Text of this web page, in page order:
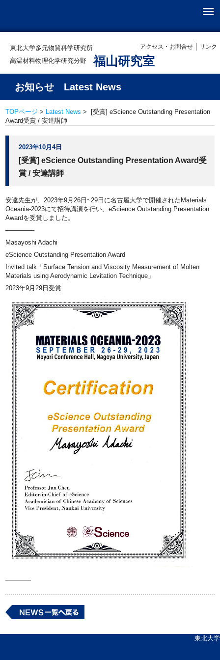
東北大学多元物質科学研究所
高温材料物理化学研究分野
福山研究室
アクセス・お問合せ リンク
お知らせ Latest News
TOPページ > Latest News > [受賞] eScience Outstanding Presentation
Award受賞 / 安達講師
2023年10月4日
[受賞] eScience Outstanding Presentation Award受
賞 / 安達講師
安達先生が、2023年9月26日~29日に名古屋大学で開催されたMaterials
Oceania-2023にて招待講演を行い、eScience Outstanding Presentation
Awardを受賞しました。
————–
Masayoshi Adachi
eScience Outstanding Presentation Award
Invited talk「Surface Tension and Viscosity Measurement of Molten
Materials using Aerodynamic Levitation Technique」
2023年9月29日受賞
————
東北大